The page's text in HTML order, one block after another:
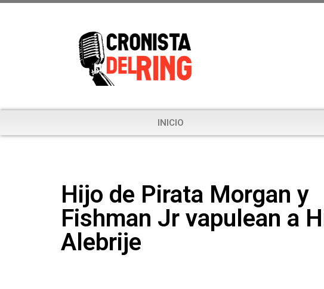
INICIO
Hijo de Pirata Morgan y
Fishman Jr vapulean a
Alebrije